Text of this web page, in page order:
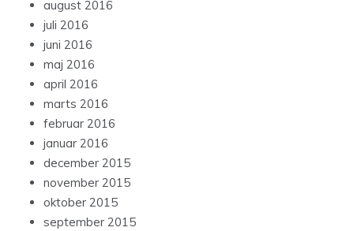
august 2016
juli 2016
juni 2016
maj 2016
april 2016
marts 2016
februar 2016
januar 2016
december 2015
november 2015
oktober 2015
september 2015